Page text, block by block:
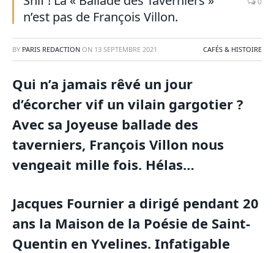
n’est pas de François Villon.
BY PARIS REDACTION ON 13 SEPTEMBRE 2021 CAFÉS & HISTOIRE
Qui n’a jamais rêvé un jour
d’écorcher vif un vilain gargotier ?
Avec sa Joyeuse ballade des
taverniers, François Villon nous
vengeait mille fois. Hélas…
Jacques Fournier a dirigé pendant 20
ans la Maison de la Poésie de Saint-
Quentin en Yvelines. Infatigable